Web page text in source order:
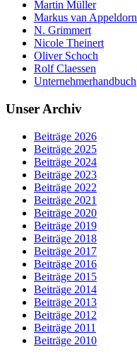
Martin Müller
Markus van Appeldorn
N. Grimmert
Nicole Theinert
Oliver Schoch
Rolf Claessen
Unternehmerhandbuch
Unser Archiv
Beiträge 2026
Beiträge 2025
Beiträge 2024
Beiträge 2023
Beiträge 2022
Beiträge 2021
Beiträge 2020
Beiträge 2019
Beiträge 2018
Beiträge 2017
Beiträge 2016
Beiträge 2015
Beiträge 2014
Beiträge 2013
Beiträge 2012
Beiträge 2011
Beiträge 2010